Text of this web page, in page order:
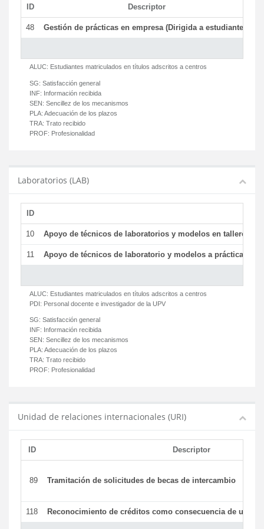
ID Descriptor
48 Gestión de prácticas en empresa (Dirigida a estudiantes)
ALUC: Estudiantes matriculados en títulos adscritos a centros
SG: Satisfacción general
INF: Información recibida
SEN: Sencillez de los mecanismos
PLA: Adecuación de los plazos
TRA: Trato recibido
PROF: Profesionalidad
Laboratorios (LAB)
ID
10 Apoyo de técnicos de laboratorios y modelos en talleres/
11 Apoyo de técnicos de laboratorio y modelos a prácticas y
ALUC: Estudiantes matriculados en títulos adscritos a centros
PDI: Personal docente e investigador de la UPV
SG: Satisfacción general
INF: Información recibida
SEN: Sencillez de los mecanismos
PLA: Adecuación de los plazos
TRA: Trato recibido
PROF: Profesionalidad
Unidad de relaciones internacionales (URI)
ID Descriptor
89 Tramitación de solicitudes de becas de intercambio
118 Reconocimiento de créditos como consecuencia de un